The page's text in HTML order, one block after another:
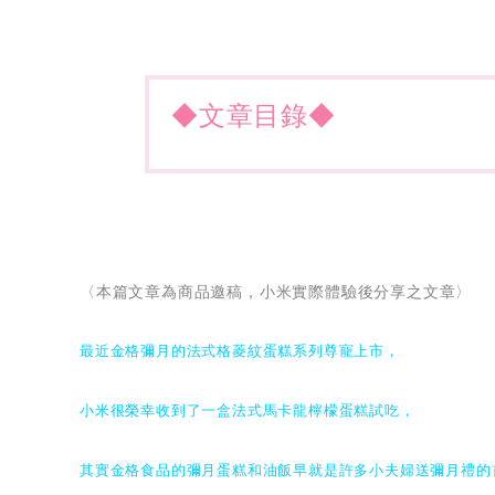
◆文章目錄◆
〈本篇文章為商品邀稿，小米實際體驗後分享之文章〉
最近金格彌月的法式格菱紋蛋糕系列尊寵上市，
小米很榮幸收到了一盒法式馬卡龍檸檬蛋糕試吃，
其實金格食品的彌月蛋糕和油飯早就是許多小夫婦送彌月禮的